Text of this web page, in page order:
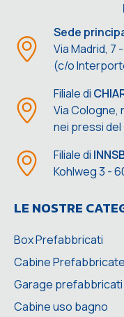
Sede
Via Madrid, 7
(c/o
Filiale di
Via Cologne,
nei pressi
Filiale di
Kohlweg 3 -
LE NOSTRE
Box Prefabbricati
Cabine Prefabbricate
Garage prefabbricati
Cabine uso bagno